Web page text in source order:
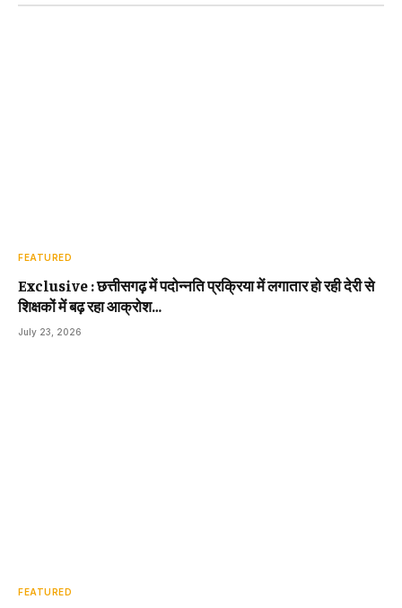
FEATURED
Exclusive : छत्तीसगढ़ में पदोन्नति प्रक्रिया में लगातार हो रही देरी से
शिक्षकों में बढ़ रहा आक्रोश…
July 23, 2026
FEATURED